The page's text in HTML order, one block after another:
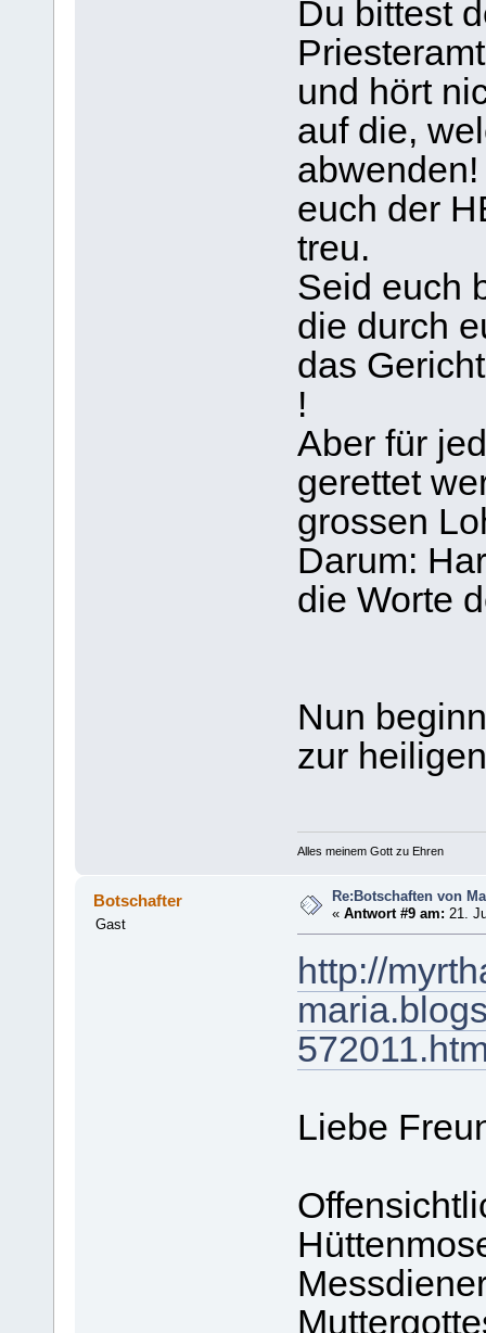
Du bittest
und hört
auf die,
euch der
treu.
Seid euch
die durch
das
!
Aber für
gerettet
grossen
Darum:
die Worte
Nun
zur
Alles meinem Gott zu Ehren
Botschafter
Gast
Re:Botschaften von
«Antwort #9 am: 21.
http://
Liebe